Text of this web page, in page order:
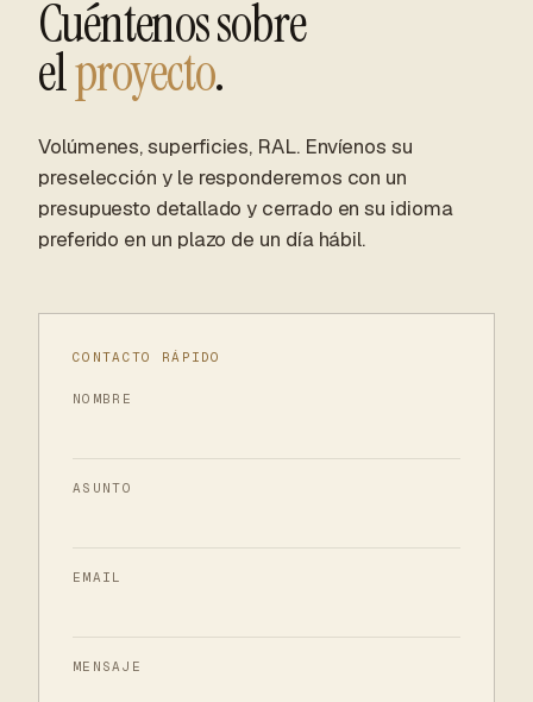
Cuéntenos sobre
elproyecto.
Volúmenes, superficies, RAL. Envíenos su
preselección y le responderemos con un
presupuesto detallado y cerrado en su idioma
preferido en un plazo de un día hábil.
CONTACTO RÁPIDO
NOMBRE
ASUNTO
EMAIL
MENSAJE